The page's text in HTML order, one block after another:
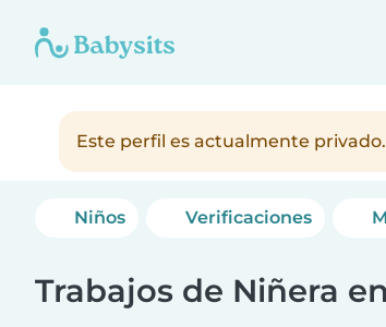
Este perfil es actualmente
Niños Verificaciones
Trabajos de Niñera